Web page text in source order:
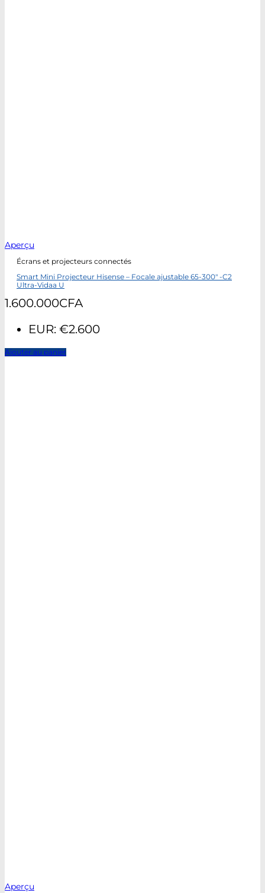
Aperçu
Écrans et projecteurs connectés
Smart Mini Projecteur Hisense – Focale ajustable 65-300″ -C2
Ultra-Vidaa U
1.600.000CFA
EUR: €2.600
Ajouter au panier
Aperçu